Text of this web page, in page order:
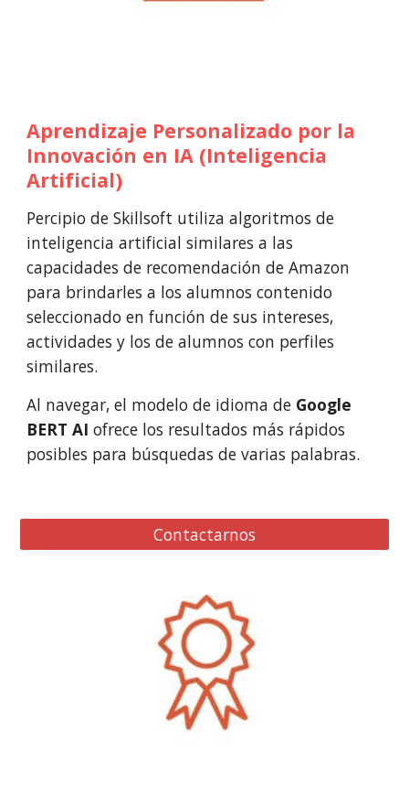
Aprendizaje P
Innovación en IA (Inteligencia
Artificial)
Percipio de Skillsoft utiliza algoritmos de
inteligencia artificial similares a las
capacidades de recomendación de Amazon
para brindarles a los alumnos contenido
seleccionado en función de sus intereses,
actividades y los de alumnos con perfiles
similares.
Al navegar, el modelo de idioma de Google
BERT AI ofrece los resultados más rápidos
posibles para búsquedas de varias palabras.
Contactarnos